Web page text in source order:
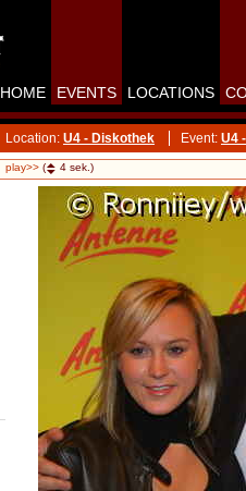
HOME EVENTS LOCATIONS
Location: U4 - Diskothek Event: U4
play>> ( 4 sek.)